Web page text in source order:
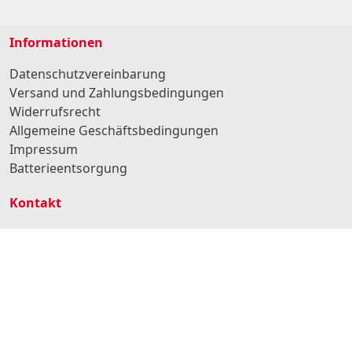
Informationen
Datenschutzvereinbarung
Versand und Zahlungsbedingungen
Widerrufsrecht
Allgemeine Geschäftsbedingungen
Impressum
Batterieentsorgung
Kontakt